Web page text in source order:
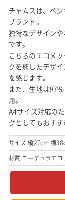
チャムス
2470